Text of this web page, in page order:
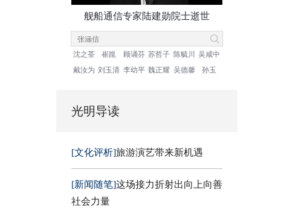
舰船通信专家陆建勋院士逝世
沈之荃 崔崑 顾诵芬 苏哲子 陈毓川
吴咸中
戴汝为 刘玉清 李幼平 魏正耀 吴德馨 孙玉
光明导读
[文化评析]旅游演艺带来新机遇
[新闻随笔]这场接力折射出向上向善
社会力量